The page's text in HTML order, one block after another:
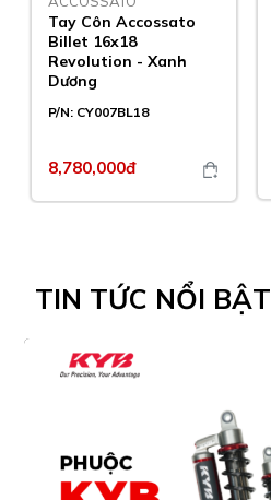
Tay Côn Accossato
Billet 16x18
Revolution - Xanh
Dương
P/N: CY007BL18
8,780,000đ
TIN TỨC NỔI BẬT